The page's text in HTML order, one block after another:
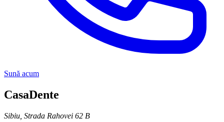
Sună acum
CasaDente
Sibiu Strada Rahovei 62 B